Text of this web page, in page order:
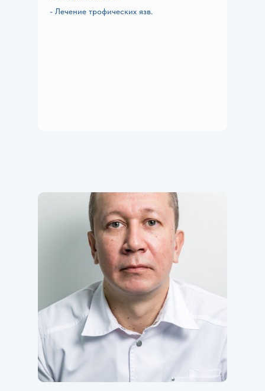
- Лечение трофических язв.